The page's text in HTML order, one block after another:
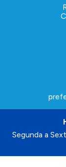
Segunda a